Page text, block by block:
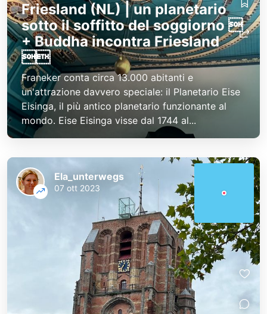
Friesland (NL) | un planetario
sotto il soffitto del soggiorno 
+ Buddha incontra Friesland

Franeker conta circa 13.000 abitanti e
un'attrazione davvero speciale: il Planetario Eise
Eisinga, il più antico planetario funzionante al
mondo. Eise Eisinga visse dal 1744 al...
Ela_unterwegs
07 ott 2023